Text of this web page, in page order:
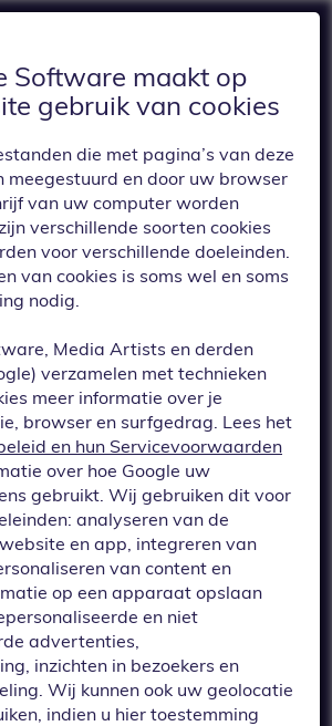
elementen
buiten
vallen
nu
duidelijk
zodat je
sneller
en kunt
oplossen.
Software maakt op
gebruik van cookies
die met pagina’s van deze
meegestuurd en door uw browser
van uw computer worden
verschillende soorten cookies
voor verschillende doeleinden.
van cookies is soms wel en soms
nodig.
Media Artists en derden
verzamelen met technieken
meer informatie over je
browser en surfgedrag. Lees het
en hun Servicevoorwaarden
over hoe Google uw
gebruikt. Wij gebruiken dit voor
analyseren van de
en app, integreren van
van content en
op een apparaat opslaan
en niet
advertenties,
inzichten in bezoekers en
Wij kunnen ook uw geolocatie
indien u hier toestemming